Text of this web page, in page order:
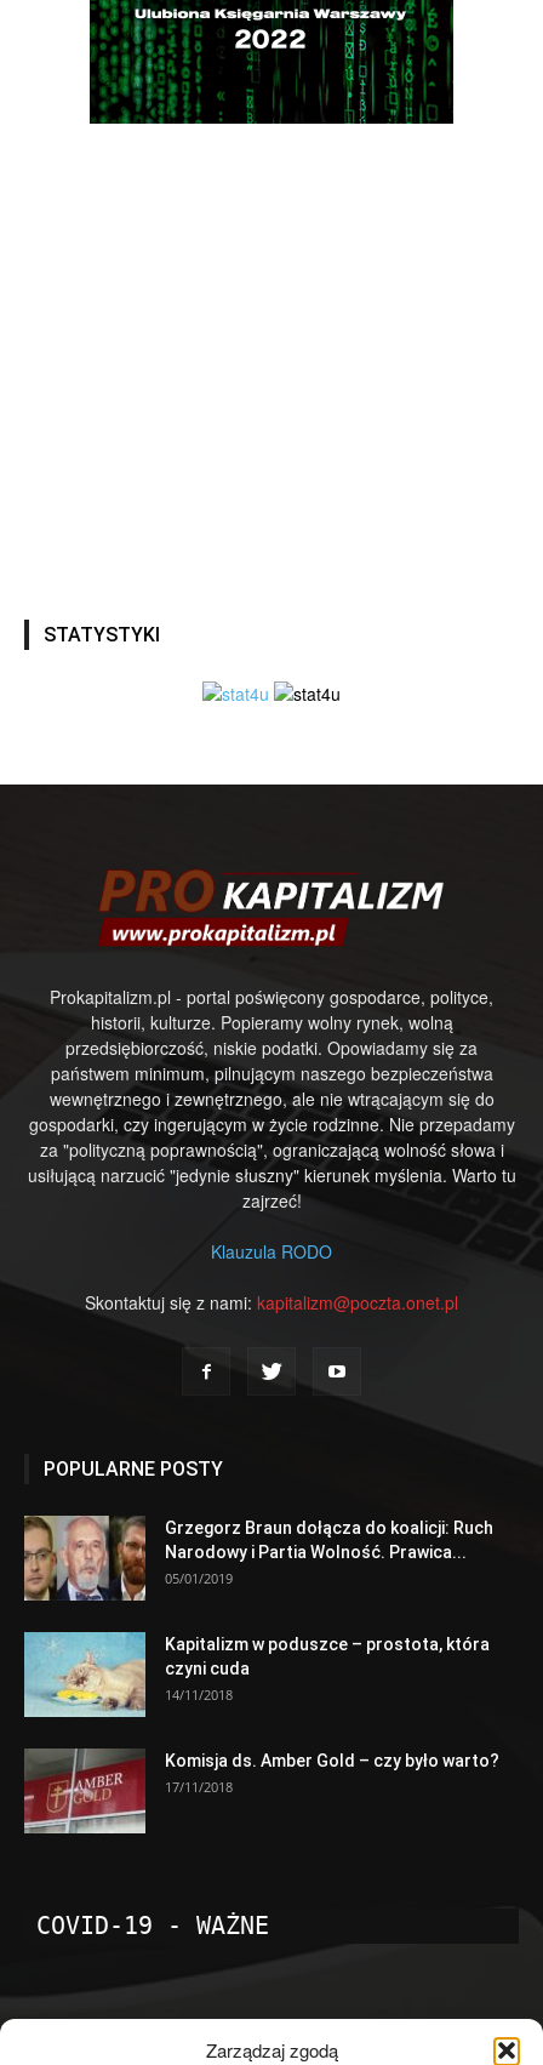
Zarządzaj zgodą
STATYSTYKI
Prokapitalizm.pl - portal poświęcony gospodarce, polityce,
historii, kulturze. Popieramy wolny rynek, wolną
przedsiębiorczość, niskie podatki. Opowiadamy się za
państwem minimum, pilnującym naszego bezpieczeństwa
wewnętrznego i zewnętrznego, ale nie wtrącającym się do
gospodarki, czy ingerującym w życie rodzinne. Nie przepadamy
za "polityczną poprawnością", ograniczającą wolność słowa i
usiłującą narzucić "jedynie słuszny" kierunek myślenia. Warto tu
zajrzeć!
Klauzula RODO
Skontaktuj się z nami: kapitalizm@poczta.onet.pl
POPULARNE POSTY
Grzegorz Braun dołącza do koalicji: Ruch
Narodowy i Partia Wolność. Prawica...
05/01/2019
Kapitalizm w poduszce – prostota, która
czyni cuda
14/11/2018
Komisja ds. Amber Gold – czy było warto?
17/11/2018
COVID-19 - WAŻNE